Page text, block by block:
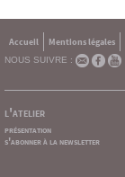
Accueil Mentions légales
NOUS SUIVRE :
l'atelier
présentation
s'abonner à la newsletter